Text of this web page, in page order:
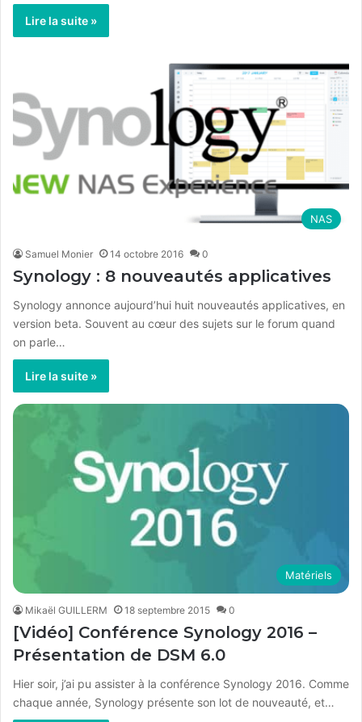
Lire la suite »
NAS
Samuel Monier 14 octobre 2016 0
Synology : 8 nouveautés applicatives
Synology annonce aujourd’hui huit nouveautés applicatives, en
version beta. Souvent au cœur des sujets sur le forum quand
on parle…
Lire la suite »
Matériels
Mikaël GUILLERM 18 septembre 2015 0
[Vidéo] Conférence Synology 2016 –
Présentation de DSM 6.0
Hier soir, j’ai pu assister à la conférence Synology 2016. Comme
chaque année, Synology présente son lot de nouveauté, et…